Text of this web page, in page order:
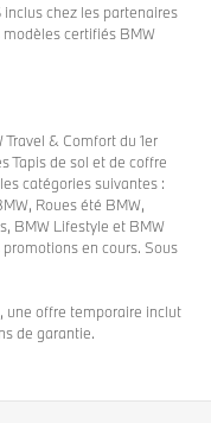
chez les partenaires
certifiés BMW
& Comfort du 1er
Tapis de sol et de coffre
catégories suivantes :
Roues été BMW,
BMW Lifestyle et BMW
en cours. Sous
une offre temporaire inclut
de garantie.